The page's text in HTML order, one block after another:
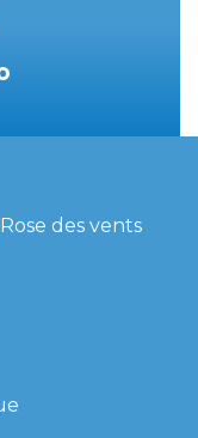
des vents